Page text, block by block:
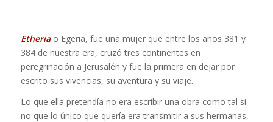
Etheriao Egeria, fue una mujer que entre los años 381 y
384 de nuestra era, cruzó tres continentes en
peregrinación a Jerusalén y fue la primera en dejar por
escrito sus vivencias, su aventura y su viaje.
Lo que ella pretendía no era escribir una obra como tal si
no que lo único que quería era transmitir a sus hermanas,